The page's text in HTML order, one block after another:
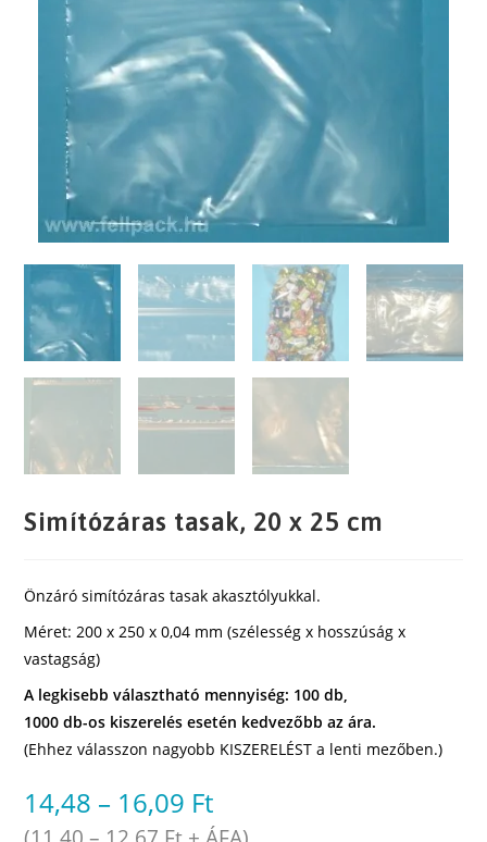
Simítózáras tasak, 20 x 25 cm
Önzáró simítózáras tasak akasztólyukkal.
Méret: 200 x 250 x 0,04 mm (szélesség x hosszúság x
vastagság)
A legkisebb választható mennyiség: 100 db,
1000 db-os kiszerelés esetén kedvezőbb az ára.
(Ehhez válasszon nagyobb KISZERELÉST a lenti mezőben.)
14,48 – 16,09 Ft